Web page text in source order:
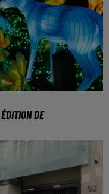
DE
le Festival
du 21 octobre